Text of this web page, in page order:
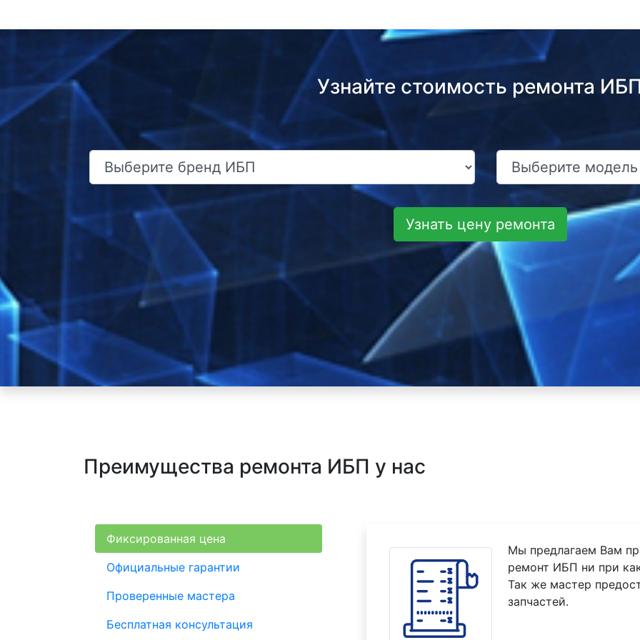
Узнайте стоимость ремонта
Узнать цену ремонта
Преимущества ремонта ИБП у нас
Фиксированная цена
Официальные гарантии
Проверенные мастера
Бесплатная консультация
Мы предлагаем Вам
ремонт ИБП ни при
Так же мастер
запчастей.